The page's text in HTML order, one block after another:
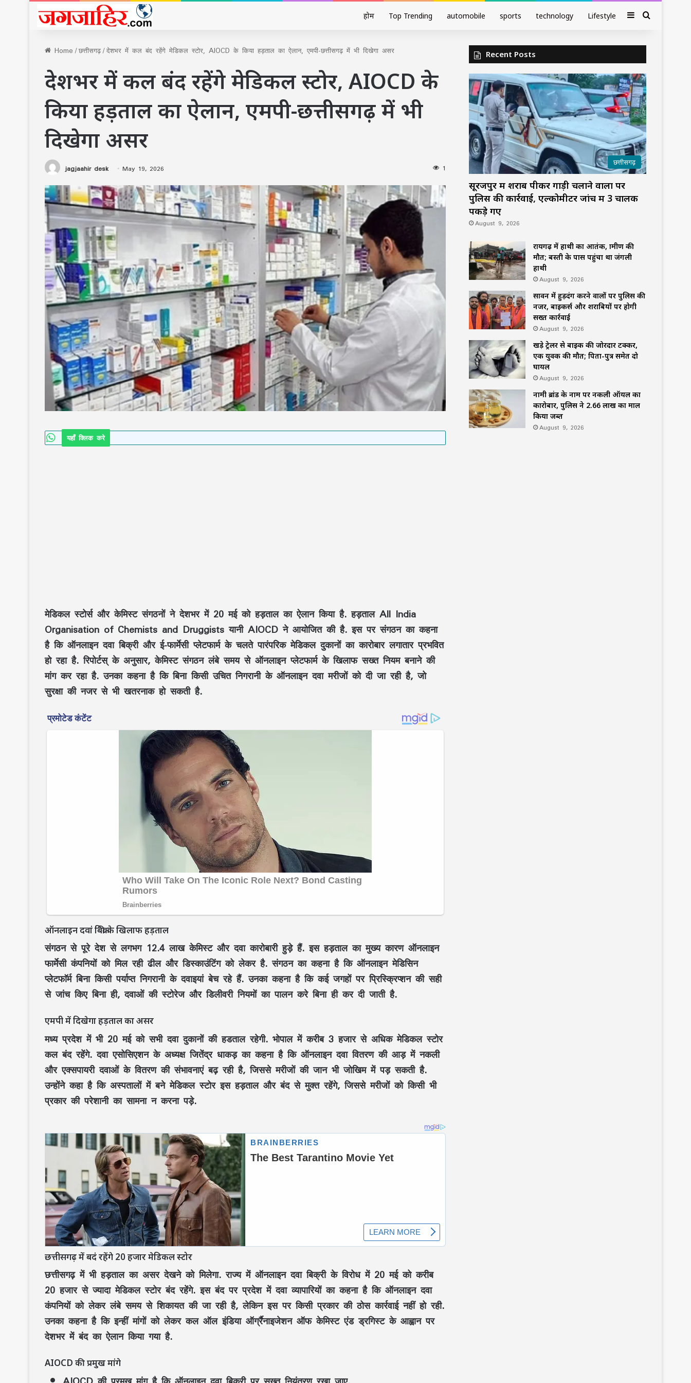
होम Top Trending automobile sports technology Lifestyle SidebarSearch
Home/छत्तीसगढ़/देशभर में कल बंद रहेंगे मेडिकल स्‍टोर, AIOCD के किया हड़ताल का ऐलान, एमपी-छत्तीसगढ़ में भी दिखेगा असर
देशभर में कल बंद रहेंगे मेडिकल स्‍टोर, AIOCD के
किया हड़ताल का ऐलान, एमपी-छत्तीसगढ़ में भी
दिखेगा असर
jagjaahir desk May 19, 2026 1
यहाँ क्लिक करे
मेडिकल स्‍टोर्स और केमिस्‍ट संगठनों ने देशभर में 20 मई को हड़ताल का ऐलान किया है. हड़ताल All India
Organisation of Chemists and Druggists यानी AIOCD ने आयोजित की है. इस पर संगठन का कहना
है कि ऑनलाइन दवा बि‍क्री और ई-फार्मेसी प्‍लेटफार्म के चलते पारंपरिक मेडिकल दुकानों का कारोबार लगातार प्रभवित
हो रहा है. रिपोर्टस् के अनुसार, केमिस्‍ट संगठन लंबे समय से ऑनलाइन प्‍लेटफार्म के खिलाफ सख्‍त नियम बनाने की
मांग कर रहा है. उनका कहना है कि बिना किसी उचित निगरानी के ऑनलाइन दवा मरीजों को दी जा रही है, जो
सुरक्षा की नजर से भी खतरनाक हो सकती है.
ऑनलाइन दवां बिक्री के खिलाफ हड़ताल
संगठन से पूरे देश से लगभग 12.4 लाख केमिस्‍ट और दवा कारोबारी हुड़े हैं. इस हड़ताल का मुख्‍य कारण ऑनलाइन
फार्मेसी कंपनियों को मिल रही ढील और डिस्‍काउंटि‍ंग को लेकर है. संगठन का कहना है कि ऑनलाइन मेडिसिन
प्‍लेटफाॅर्म बिना किसी पर्याप्‍त निगरानी के दवाइयां बेच रहे हैं. उनका कहना है कि कई जगहों पर प्र‍िस्क्रिप्‍शन की सही
से जांच किए बिना ही, दवाओं की स्‍टोरेज और डिलीवरी नियमों का पालन करे बिना ही कर दी जाती है.
एमपी में दिखेगा हड़ताल का असर
मध्‍य प्रदेश में भी 20 मई को सभी दवा दुकानों की हडताल रहेगी. भोपाल में करीब 3 हजार से अधिक मेडिकल स्‍टोर
कल बंद रहेंगे. दवा एसोसिएशन के अध्‍यक्ष जितेंद्र धाकड़ का कहना है कि ऑनलाइन दवा वितरण की आड़ में नकली
और एक्सपायरी दवाओं के वितरण की संभावनाएं बढ़ रही है, जिससे मरीजों की जान भी जोखिम में पड़ सकती है.
उन्‍होंने कहा है कि अस्‍पतालों में बने मेडिकल स्‍टोर इस हड़ताल और बंद से मुक्त रहेंगे, जिससे मरीजों को किसी भी
प्रकार की परेशानी का सामना न करना पड़े.
छत्तीसगढ़ में बदं रहेंगे 20 हजार मेडिकल स्‍टोर
छत्तीसगढ़ में भी हड़ताल का असर देखने को मिलेगा. राज्य में ऑनलाइन दवा बिक्री के विरोध में 20 मई को करीब
20 हजार से ज्यादा मेडिकल स्‍टोर बंद रहेंगे. इस बंद पर प्रदेश में दवा व्‍यापारियों का कहना है कि ऑनलाइन दवा
कंपनियों को लेकर लंबे समय से शिकायत की जा रही है, लेकिन इस पर किसी प्रकार की ठोस कार्रवाई नहीं हो रही.
उनका कहना है कि इन्‍हीं मांगों को लेकर कल ऑल इंडिया ऑर्ग्रैनाइजेशन ऑफ केमिस्‍ट एंड ड्रगिस्‍ट के आह्वान पर
देशभर में बंद का ऐलान किया गया है.
AIOCD की प्रमुख मांगे
Recent Posts
छत्तीसगढ़
सूरजपुर में शराब पीकर गाड़ी चलाने वालों पर
पुलिस की कार्रवाई, एल्कोमीटर जांच में 3 चालक
पकड़े गए
August 9, 2026
रायगढ़ में हाथी का आतंक, ग्रामीण की
मौत; बस्ती के पास पहुंचा था जंगली
हाथी
August 9, 2026
सावन में हुड़दंग करने वालों पर पुलिस की
नजर, बाइकर्स और शराबियों पर होगी
सख्त कार्रवाई
August 9, 2026
खड़े ट्रेलर से बाइक की जोरदार टक्कर,
एक युवक की मौत; पिता-पुत्र समेत दो
घायल
August 9, 2026
नामी ब्रांड के नाम पर नकली ऑयल का
कारोबार, पुलिस ने 2.66 लाख का माल
किया जब्त
August 9, 2026